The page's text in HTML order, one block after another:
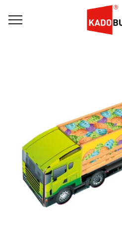
Home Paasgeschenken